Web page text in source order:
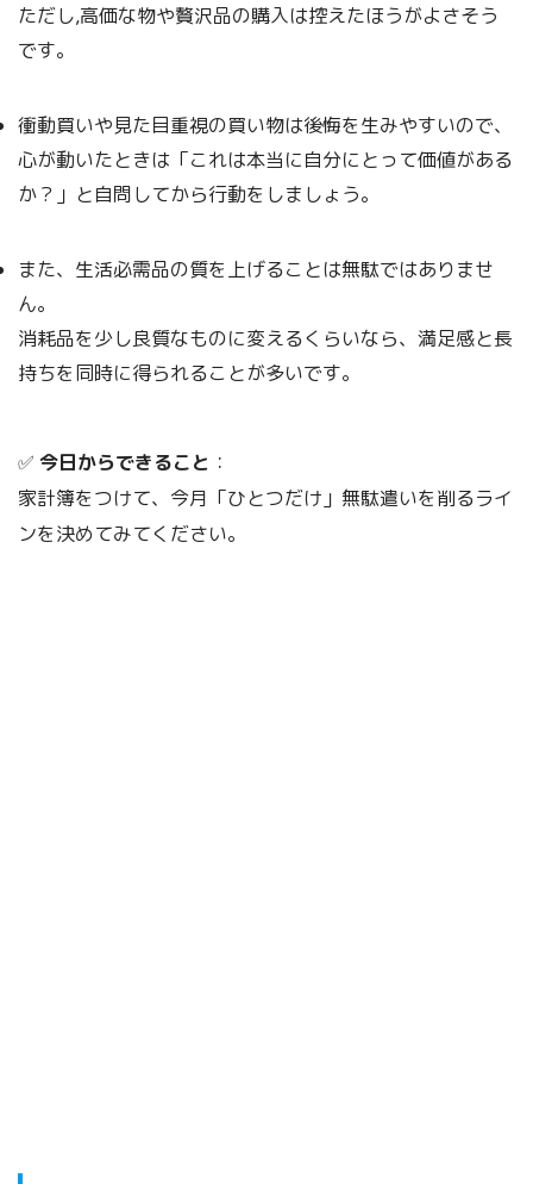
ただし,高価な物や贅沢品の購入は控えたほうがよさそう
です。
衝動買いや見た目重視の買い物は後悔を生みやすいので、
心が動いたときは「これは本当に自分にとって価値がある
か？」と自問してから行動をしましょう。
また、生活必需品の質を上げることは無駄ではありませ
ん。
消耗品を少し良質なものに変えるくらいなら、満足感と長
持ちを同時に得られることが多いです。
✅ 今日からできること ：
家計簿をつけて、今月「ひとつだけ」無駄遣いを削るライ
ンを決めてみてください。